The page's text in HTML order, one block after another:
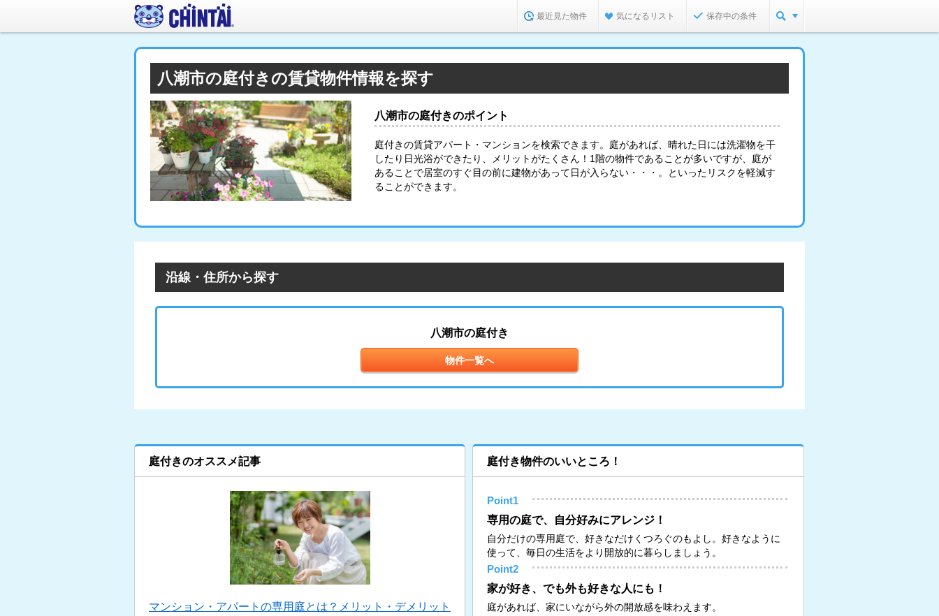
最近見た物件 気になるリスト 保存中の条件
八潮市の庭付きの賃貸物件情報を探す
八潮市の庭付きのポイント
庭付きの賃貸アパート・マンションを検索できます。庭があれば、晴れた日には洗濯物を干
したり日光浴ができたり、メリットがたくさん！1階の物件であることが多いですが、庭が
あることで居室のすぐ目の前に建物があって日が入らない・・・。といったリスクを軽減す
ることができます。
沿線・住所から探す
八潮市の庭付き
物件一覧へ
庭付きのオススメ記事
マンション・アパートの専用庭とは？メリット・デメリット
庭付き物件のいいところ！
Point1
専用の庭で、自分好みにアレンジ！
自分だけの専用庭で、好きなだけくつろぐのもよし。好きなように
使って、毎日の生活をより開放的に暮らしましょう。
Point2
家が好き、でも外も好きな人にも！
庭があれば、家にいながら外の開放感を味わえます。